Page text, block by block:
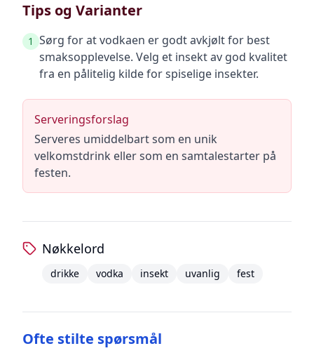
Tips og Varianter
1 Sørg for at vodkaen er godt avkjølt for best
smaksopplevelse. Velg et insekt av god kvalitet
fra en pålitelig kilde for spiselige insekter.
Serveringsforslag
Serveres umiddelbart som en unik
velkomstdrink eller som en samtalestarter på
festen.
Nøkkelord
drikke vodka insekt uvanlig fest
Ofte stilte spørsmål